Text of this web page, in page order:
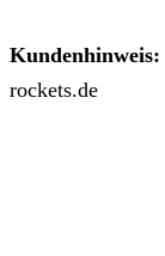
Kundenhinweis:
rockets.de